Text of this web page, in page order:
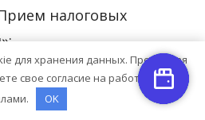
налоговых
для хранения данных. Продолжая
свое согласие на работу с этими
OK